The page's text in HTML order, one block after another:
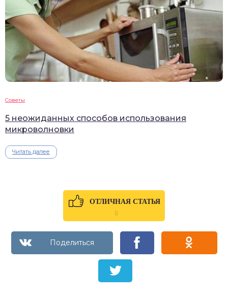
Советы
5 неожиданных способов использования
микроволновки
Читать далее
ОТЛИЧНАЯ СТАТЬЯ
0